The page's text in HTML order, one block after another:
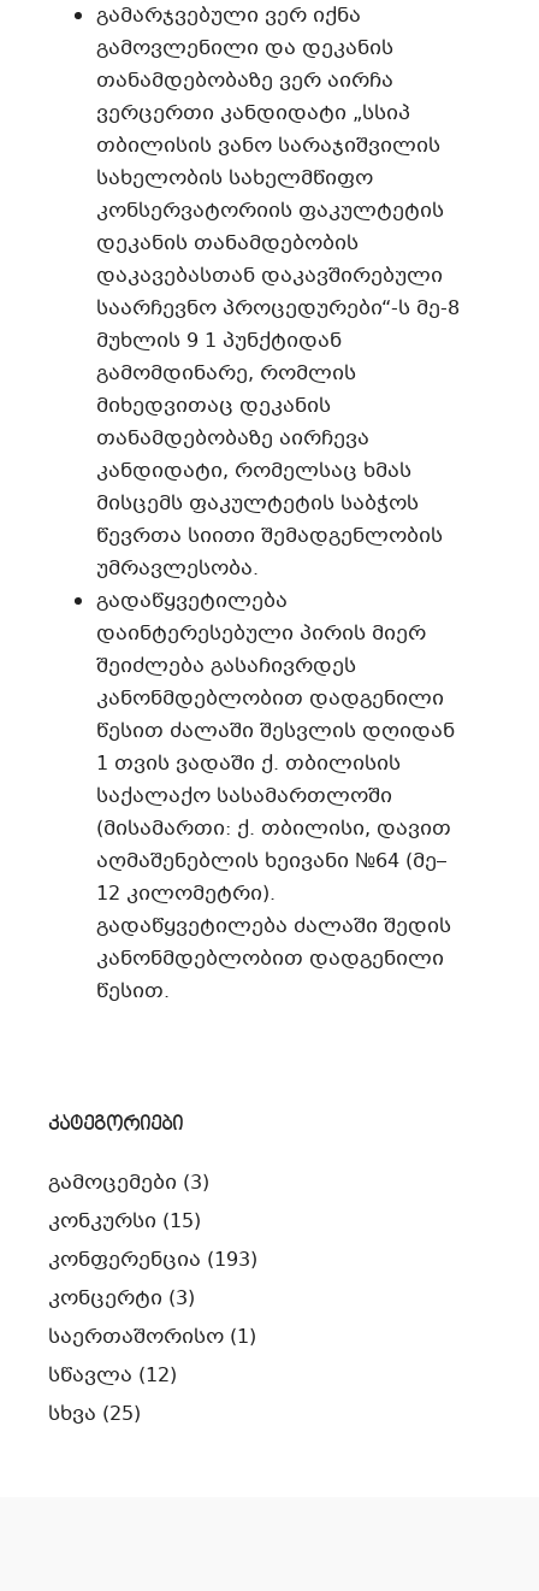
გამარჯვებული ვერ იქნა
გამოვლენილი და დეკანის
თანამდებობაზე ვერ აირჩა
ვერცერთი კანდიდატი „სსიპ
თბილისის ვანო სარაჯიშვილის
სახელობის სახელმწიფო
კონსერვატორიის ფაკულტეტის
დეკანის თანამდებობის
დაკავებასთან დაკავშირებული
საარჩევნო პროცედურები“-ს მე-8
მუხლის 9 1 პუნქტიდან
გამომდინარე, რომლის
მიხედვითაც დეკანის
თანამდებობაზე აირჩევა
კანდიდატი, რომელსაც ხმას
მისცემს ფაკულტეტის საბჭოს
წევრთა სიითი შემადგენლობის
უმრავლესობა.
გადაწყვეტილება
დაინტერესებული პირის მიერ
შეიძლება გასაჩივრდეს
კანონმდებლობით დადგენილი
წესით ძალაში შესვლის დღიდან
1 თვის ვადაში ქ. თბილისის
საქალაქო სასამართლოში
(მისამართი: ქ. თბილისი, დავით
აღმაშენებლის ხეივანი №64 (მე–
12 კილომეტრი).
გადაწყვეტილება ძალაში შედის
კანონმდებლობით დადგენილი
წესით.
კატეგორიები
გამოცემები (3)
კონკურსი (15)
კონფერენცია (193)
კონცერტი (3)
საერთაშორისო (1)
სწავლა (12)
სხვა (25)